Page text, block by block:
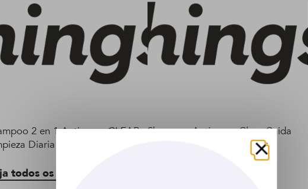
2 en 1 Anticaspa CLEAR
Diaria 200 ml
todos os produtos
Shampoo Anticaspa Clear Caida
Fechar